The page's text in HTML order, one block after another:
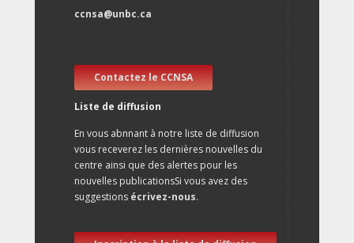
ccnsa@unbc.ca
Contactez le CCNSA
Liste de diffusion
En vous abnnant à notre liste de diffusion
vous receverez les dernières nouvelles du
centre ainsi que des alertes pour les
nouvelles publicationsSi vous avez des
suggestions écrivez-nous.